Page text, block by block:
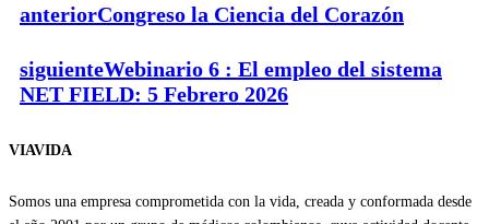
anteriorCongreso la Ciencia del Corazón
siguienteWebinario 6 : El empleo del sistema
NET FIELD: 5 Febrero 2026
VIAVIDA
Somos una empresa comprometida con la vida, creada y conformada desde